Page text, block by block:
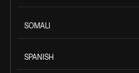
SOMALI
SPANISH